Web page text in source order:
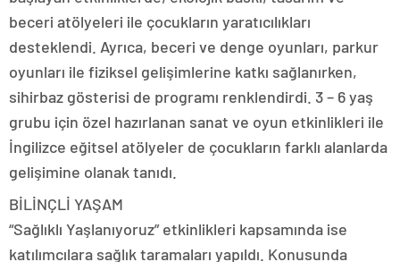
beceri atölyeleri ile çocukların yaratıcılıkları
desteklendi. Ayrıca, beceri ve denge oyunları, parkur
oyunları ile fiziksel gelişimlerine katkı sağlanırken,
sihirbaz gösterisi de programı renklendirdi. 3 – 6 yaş
grubu için özel hazırlanan sanat ve oyun etkinlikleri ile
İngilizce eğitsel atölyeler de çocukların farklı alanlarda
gelişimine olanak tanıdı.
BİLİNÇLİ YAŞAM
“Sağlıklı Yaşlanıyoruz” etkinlikleri kapsamında ise
katılımcılara sağlık taramaları yapıldı. Konusunda